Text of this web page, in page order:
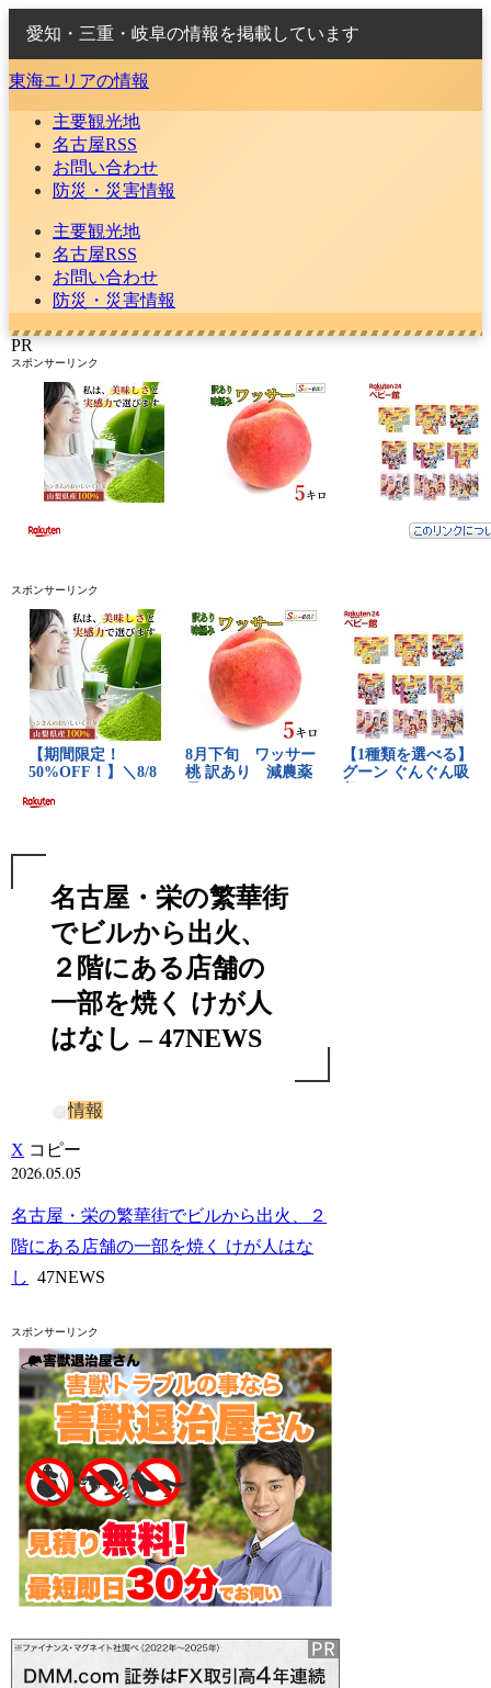
愛知・三重・岐阜の情報を掲載しています
東海エリアの情報
主要観光地
名古屋RSS
お問い合わせ
防災・災害情報
主要観光地
名古屋RSS
お問い合わせ
防災・災害情報
PR
スポンサーリンク
スポンサーリンク
名古屋・栄の繁華街
でビルから出火、
２階にある店舗の
一部を焼く けが人
はなし – 47NEWS
情報
X コピー
2026.05.05
名古屋・栄の繁華街でビルから出火、２
階にある店舗の一部を焼く けが人はな
し 47NEWS
スポンサーリンク